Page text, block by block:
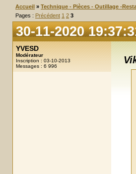
Accueil » Technique - Pièces - Outillage -
Pages : Précédent 1 2 3
30-11-2020
YVESD
Modérateur
Inscription : 03-10-2013
Messages : 6 996